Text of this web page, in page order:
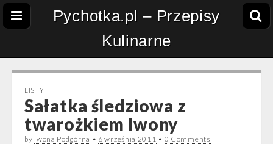
Pychotka.pl – Przepisy
Kulinarne
LISTY
Sałatka śledziowa z
twarożkiem Iwony
by Iwona Podgórna • 6 września 2011 • 0 Comments